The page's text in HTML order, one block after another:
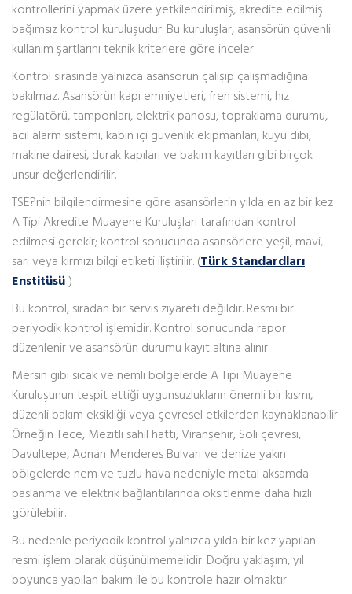
kontrollerini yapmak üzere yetkilendirilmiş, akredite edilmiş
bağımsız kontrol kuruluşudur. Bu kuruluşlar, asansörün güvenli
kullanım şartlarını teknik kriterlere göre inceler.
Kontrol sırasında yalnızca asansörün çalışıp çalışmadığına
bakılmaz. Asansörün kapı emniyetleri, fren sistemi, hız
regülatörü, tamponları, elektrik panosu, topraklama durumu,
acil alarm sistemi, kabin içi güvenlik ekipmanları, kuyu dibi,
makine dairesi, durak kapıları ve bakım kayıtları gibi birçok
unsur değerlendirilir.
TSE?nin bilgilendirmesine göre asansörlerin yılda en az bir kez
A Tipi Akredite Muayene Kuruluşları tarafından kontrol
edilmesi gerekir; kontrol sonucunda asansörlere yeşil, mavi,
sarı veya kırmızı bilgi etiketi iliştirilir. (Türk Standardları
Enstitüsü)
Bu kontrol, sıradan bir servis ziyareti değildir. Resmi bir
periyodik kontrol işlemidir. Kontrol sonucunda rapor
düzenlenir ve asansörün durumu kayıt altına alınır.
Mersin gibi sıcak ve nemli bölgelerde A Tipi Muayene
Kuruluşunun tespit ettiği uygunsuzlukların önemli bir kısmı,
düzenli bakım eksikliği veya çevresel etkilerden kaynaklanabilir.
Örneğin Tece, Mezitli sahil hattı, Viranşehir, Soli çevresi,
Davultepe, Adnan Menderes Bulvarı ve denize yakın
bölgelerde nem ve tuzlu hava nedeniyle metal aksamda
paslanma ve elektrik bağlantılarında oksitlenme daha hızlı
görülebilir.
Bu nedenle periyodik kontrol yalnızca yılda bir kez yapılan
resmi işlem olarak düşünülmemelidir. Doğru yaklaşım, yıl
boyunca yapılan bakım ile bu kontrole hazır olmaktır.